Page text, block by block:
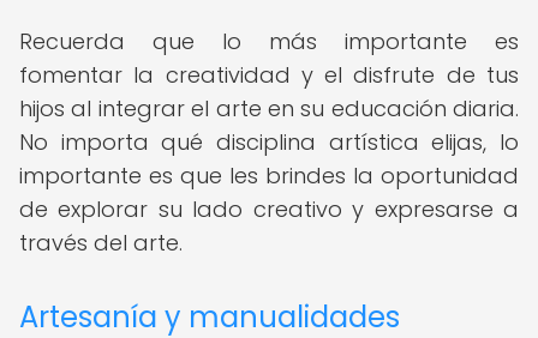
Recuerda que lo más importante es
fomentar la creatividad y el disfrute de tus
hijos al integrar el arte en su educación diaria.
No importa qué disciplina artística elijas, lo
importante es que les brindes la oportunidad
de explorar su lado creativo y expresarse a
través del arte.
Artesanía y manualidades